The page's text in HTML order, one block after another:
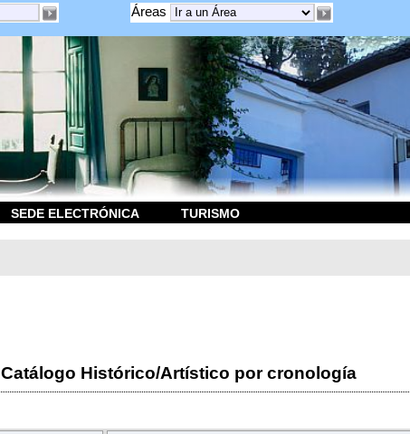
Áreas
SEDE ELECTRÓNICA TURISMO
Catálogo Histórico/Artístico por cronología